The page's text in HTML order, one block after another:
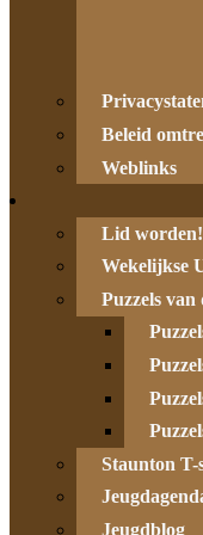
Beleid
Weblinks
Lid worden!
Wekelijkse
Puzzels van
Staunton
Jeugdblog